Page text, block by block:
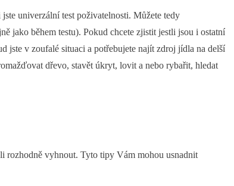
univerzální test poživatelnosti. Můžete tedy
jako během testu). Pokud chcete zjistit jestli jsou i ostatní
jste v zoufalé situaci a potřebujete najít zdroj jídla na delší
dřevo, stavět úkryt, lovit a nebo rybařit, hledat
rozhodně vyhnout. Tyto tipy Vám mohou usnadnit